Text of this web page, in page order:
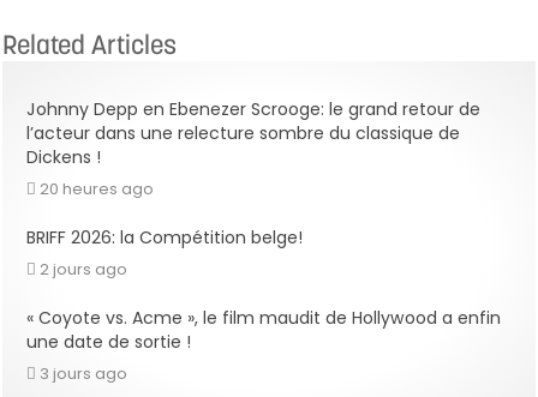
Related Articles
Johnny Depp en Ebenezer Scrooge: le grand retour de
l’acteur dans une relecture sombre du classique de
Dickens !
20 heures ago
BRIFF 2026: la Compétition belge!
2 jours ago
« Coyote vs. Acme », le film maudit de Hollywood a enfin
une date de sortie !
3 jours ago